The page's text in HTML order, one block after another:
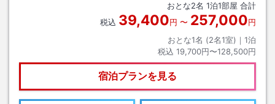
おとな2名 1泊1部屋 合計
税込 39,400円 〜 257,000円
おとな1名 (2名1室)｜ 1泊
税込 19,700円〜128,500円
宿泊プランを見る